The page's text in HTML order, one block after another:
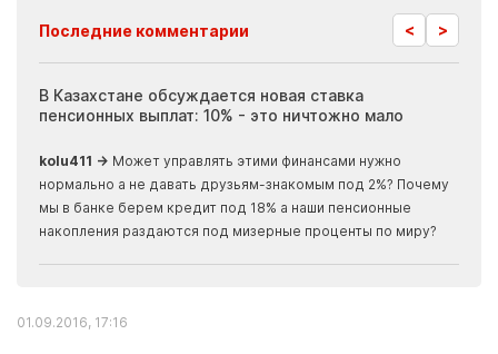
Последние комментарии < >
В Казахстане обсуждается новая ставка
пенсионных выплат: 10% - это ничтожно мало
kolu411 → Может управлять этими финансами нужно
нормально а не давать друзьям-знакомым под 2%? Почему
мы в банке берем кредит под 18% а наши пенсионные
накопления раздаются под мизерные проценты по миру?
01.09.2016, 17:16